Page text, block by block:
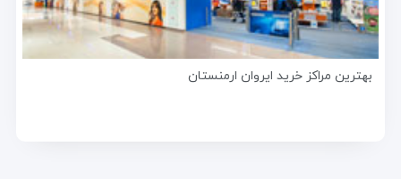
بهترین مراکز خرید ایروان ارمنستان